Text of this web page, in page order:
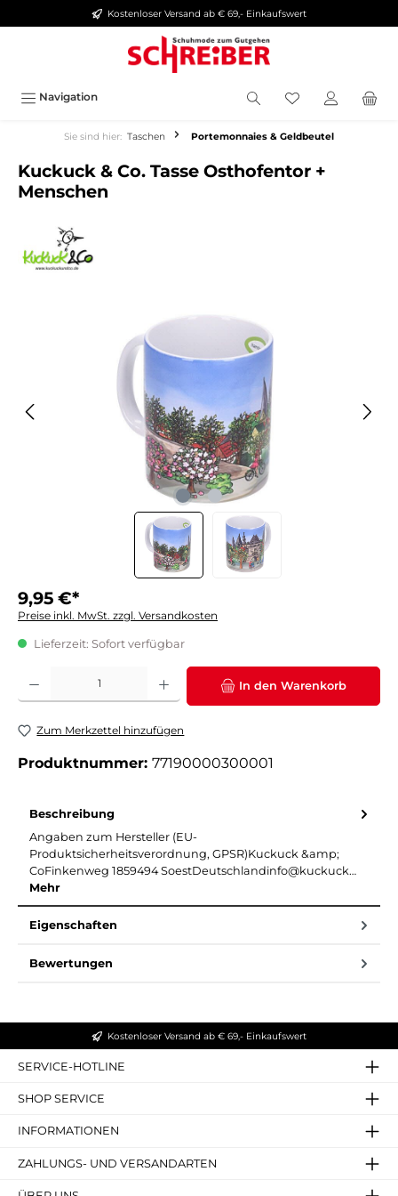
springen Kostenloser Versand ab € 69,- Einkaufswert
Navigation
Sie sind hier: Taschen Portemonnaies & Geldbeutel
Kuckuck & Co. Tasse Osthofentor +
Menschen
Bildergalerie überspringen
9,95 €*
Preise inkl. MwSt. zzgl. Versandkosten
Lieferzeit: Sofort verfügbar
Produkt Anzahl: Gib den gewünschten Wert ein oder benutze die Schaltflächen um
In den Warenkorb
Zum Merkzettel hinzufügen
Produktnummer: 77190000300001
Beschreibung
Angaben zum Hersteller (EU-
Produktsicherheitsverordnung, GPSR)Kuckuck &amp;
CoFinkenweg 1859494 SoestDeutschlandinfo@kuckuck…
Mehr
Eigenschaften
Bewertungen
Kostenloser Versand ab € 69,- Einkaufswert
SERVICE-HOTLINE
SHOP SERVICE
INFORMATIONEN
ZAHLUNGS- UND VERSANDARTEN